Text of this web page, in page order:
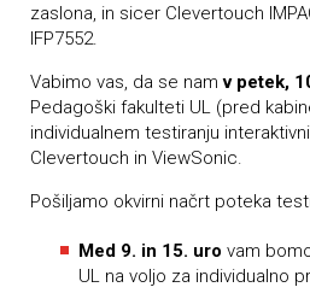
zaslona, in sicer Clevertouch
IFP7552.
Vabimo vas, da se namv petek,
Pedagoški fakulteti UL (pred
individualnem testiranju
Clevertouch in ViewSonic.
Pošiljamo okvirni načrt poteka
Med 9. in 15. uro vam
UL na voljo za individualno